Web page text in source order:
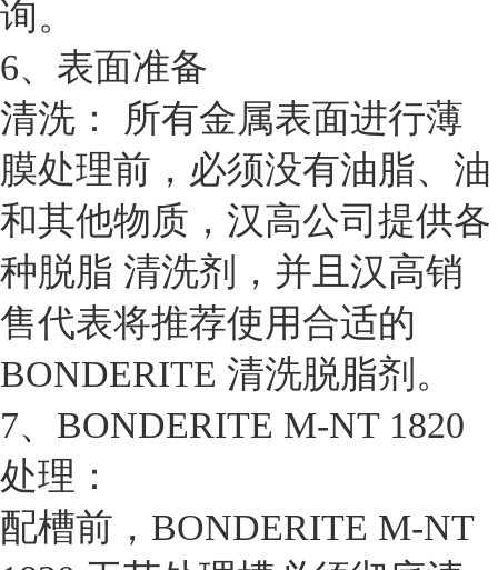
询。
6、表面准备
清洗： 所有金属表面进行薄
膜处理前，必须没有油脂、油
和其他物质，汉高公司提供各
种脱脂 清洗剂，并且汉高销
售代表将推荐使用合适的
BONDERITE 清洗脱脂剂。
7、BONDERITE M-NT 1820
处理：
配槽前，BONDERITE M-NT